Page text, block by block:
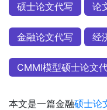
硕士论文代写 论
金融论文代写 经
CMMI模型硕士论文
本文是一篇金融硕士论